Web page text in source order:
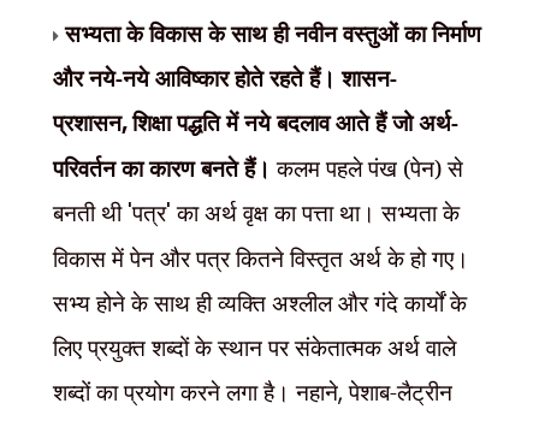
सभ्यता के विकास के साथ ही नवीन वस्तुओं का निर्माण
और नये-नये आविष्कार होते रहते हैं। शासन-
प्रशासन,शिक्षा पद्धति में नये बदलाव आते हैं जो अर्थ-
परिवर्तन का कारण बनते हैं। कलम पहले पंख (पेन) से
बनती थी 'पत्र'का अर्थ वृक्ष का पत्ता था। सभ्यता के
विकास में पेन और पत्र कितने विस्तृत अर्थ के हो गए।
सभ्य होने के साथ ही व्यक्ति अश्लील और गंदे कार्यों के
लिए प्रयुक्त शब्दों के स्थान पर संकेतात्मक अर्थ वाले
शब्दों का प्रयोग करने लगा है। नहाने,पेशाब-लैट्रीन